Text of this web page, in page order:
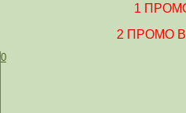
1
2 ПРОМО
0